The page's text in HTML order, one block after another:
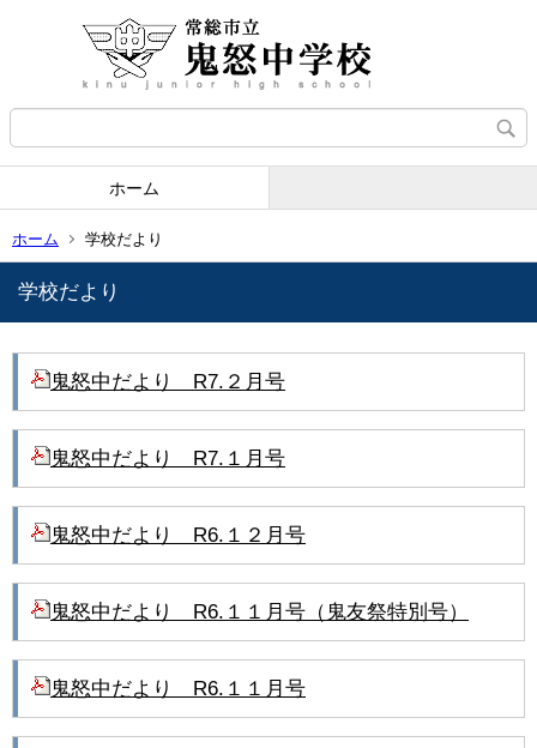
ホーム
ホーム 学校だより
学校だより
鬼怒中だより R7.２月号
鬼怒中だより R7.１月号
鬼怒中だより R6.１２月号
鬼怒中だより R6.１１月号（鬼友祭特別号）
鬼怒中だより R6.１１月号